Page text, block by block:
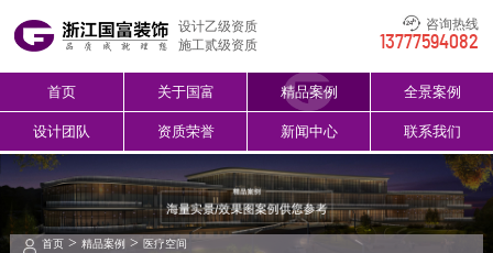
设计乙级资质
施工贰级资质
咨询热线
13777594082
首页 关于国富 精品案例 全景案例
设计团队 资质荣誉 新闻中心 联系我们
首页> 精品案例> 医疗空间